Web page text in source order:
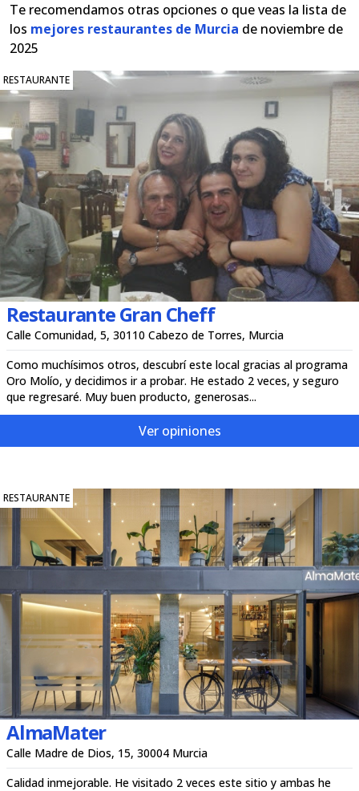
Te recomendamos otras opciones o que veas la lista de
los mejores restaurantes de Murcia de noviembre de
2025
RESTAURANTE
Restaurante Gran Cheff
Calle Comunidad, 5, 30110 Cabezo de Torres, Murcia
Como muchísimos otros, descubrí este local gracias al programa
Oro Molío, y decidimos ir a probar. He estado 2 veces, y seguro
que regresaré. Muy buen producto, generosas...
Ver opiniones
RESTAURANTE
AlmaMater
Calle Madre de Dios, 15, 30004 Murcia
Calidad inmejorable. He visitado 2 veces este sitio y ambas he